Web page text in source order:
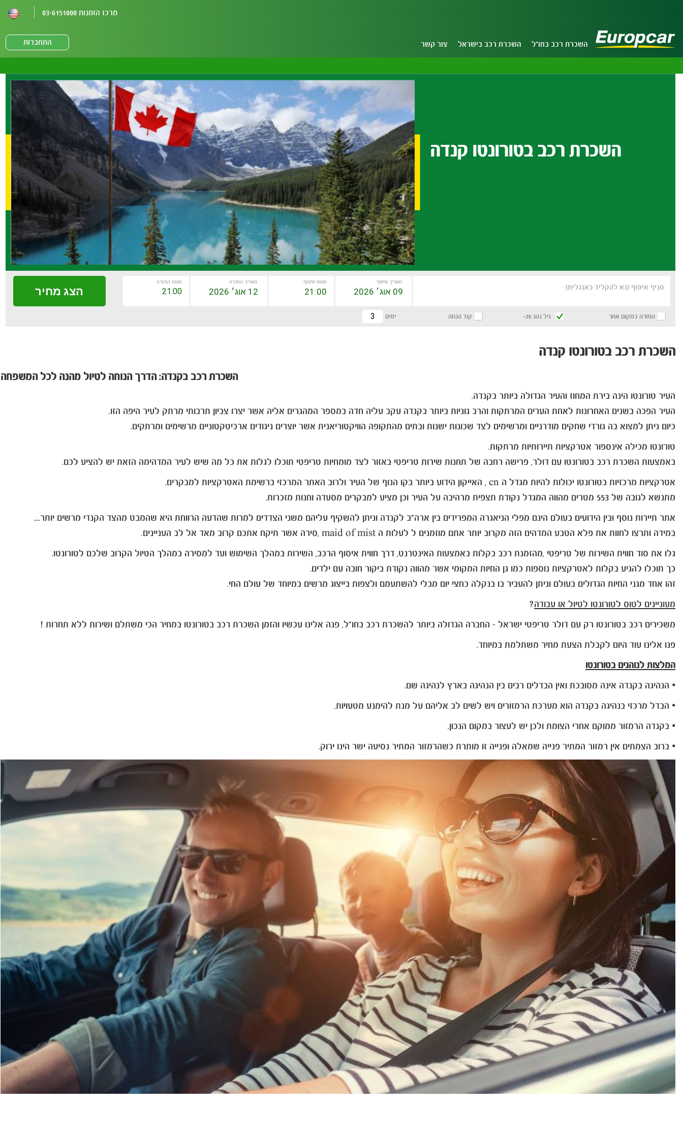
מרכז הזמנות 03-6151000
השכרת רכב בחו"ל השכרת רכב בישראל צור קשר התחברות
השכרת רכב בטורונטו קנדה
סניף איסוף (נא להקליד באנגלית)
תאריך איסוף שעת איסוף תאריך החזרה שעת החזרה
החזרה במקום אחר גיל נהג 26+ קוד הנחה ימים
הצג מחיר
השכרת רכב בטורונטו קנדה
השכרת רכב בקנדה: הדרך הנוחה לטיול מהנה לכל המשפחה
העיר טורונטו הינה בירת המחוז והעיר הגדולה ביותר בקנדה.
העיר הפכה בשנים האחרונות לאחת הערים המרתקות והרב גוניות ביותר בקנדה עקב עליה חדה במספר המהגרים אליה אשר יצרו צביון תרבותי מרתק לעיר היפה הזו.
כיום ניתן למצוא בה גורדי שחקים מודרניים ומרשימים לצד שכונות ישנות ובתים מהתקופה הוויקטוריאנית אשר יוצרים ניגודים ארכיטקטוניים מרשימים ומרתקים.
טורונטו מכילה אינספור אטרקציות תיירותיות מרתקות.
באמצעות השכרת רכב בטורונטו עם דולר, פרישה רחבה של תחנות שירות טריפטי באזור לצד מומחיות טריפטי תוכלו לגלות את כל מה שיש לעיר המדהימה הזאת יש להציע לכם.
אטרקציות מרכזיות בטורונטו יכולות להיות מגדל ה cn , האייקון הידוע ביותר בקו הנוף של העיר ולרוב האתר המרכזי ברשימת האטרקציות למבקרים.
מתנשא לגובה של 553 מטרים מהווה המגדל נקודת תצפית מרהיבה על העיר וכן מציע למבקרים מסעדה וחנות מזכרות.
אתר תיירות נוסף ובין הידועים בעולם הינם מפלי הניאגרה המפרידים בין ארה"ב לקנדה וניתן להשקיף עליהם משני הצדדים למרות שהדעה הרווחת היא שהמבט מהצד הקנדי מרשים יותר....
במידה ותרצו לחוות את פלא הטבע המדהים הזה מקרוב יותר אתם מוזמנים ל לעלות ה maid of mist ,סירה אשר תיקח אתכם קרוב מאד אל לב העניינים.
גלו את סוד חווית השירות של טריפטי ,מהזמנת רכב בקלות באמצעות האינטרנט, דרך חווית איסוף הרכב, השירות במהלך השימוש ועד למסירה במהלך הטיול הקרוב שלכם לטורונטו.
כך תוכלו להגיע בקלות לאטרקציות נוספות כמו גן החיות המקומי אשר מהווה נקודת ביקור חובה עם ילדים.
זהו אחד מגני החיות הגדולים בעולם וניתן להעביר בו בנקלה כחצי יום מבלי להשתעמם ולצפות בייצוג מרשים במיוחד של עולם החי.
מעוניינים לטוס לטורונטו לטיול או עבודה?
משכירים רכב בטורונטו רק עם דולר טריפטי ישראל - החברה הגדולה ביותר להשכרת רכב בחו"ל, פנה אלינו עכשיו והזמן השכרת רכב בטורונטו במחיר הכי משתלם ושירות ללא תחרות !
פנו אלינו עוד היום לקבלת הצעת מחיר משתלמת במיוחד.
המלצות לנוהגים בטורונטו
• הנהיגה בקנדה אינה מסובכת ואין הבדלים רבים בין הנהיגה בארץ לנהיגה שם.
• הבדל מרכזי בנהיגה בקנדה הוא מערכת הרמזורים ויש לשים לב אליהם על מנת להימנע מטעויות.
• בקנדה הרמזור ממוקם אחרי הצומת ולכן יש לעצור במקום הנכון.
• ברוב הצמתים אין רמזור המתיר פנייה שמאלה ופנייה זו מותרת כשהרמזור המתיר נסיעה ישר הינו ירוק.